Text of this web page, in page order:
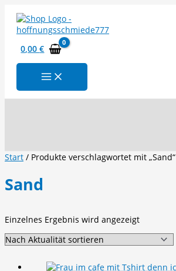
Inhalt
springen
0,00€
Start / Produkte verschlagwortet mit „Sand“
Sand
Einzelnes Ergebnis wird angezeigt